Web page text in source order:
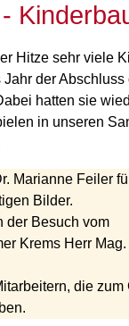
Hitze sehr viele
der Abschluss
hatten sie
in unseren
Marianne Feiler
Bilder.
der Besuch vom
Krems Herr
die zum